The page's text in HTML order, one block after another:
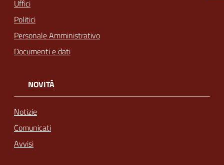
Uffici
Politici
Personale Amministrativo
Documenti e dati
NOVITÀ
Notizie
Comunicati
Avvisi